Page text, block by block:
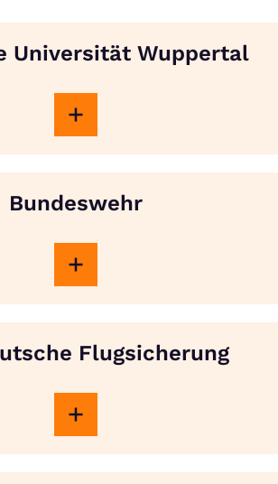
Universität Wuppertal
Bundeswehr
Flugsicherung